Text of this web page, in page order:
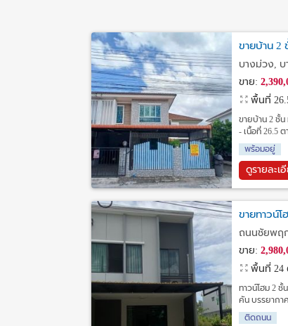
ขายบ้าน 2
บางม่วง,
ขาย:
พื้นที่
ขายบ้าน 2 ชั้
- เนื้อที่ 26.5
พร้อมอยู่
ดูรายละเ
ขายทาวน์
ถนนชัยพฤ
ขาย:
พื้นที่ 24
ทาวน์โฮม 2 ชั้
คัน บรรยากา
ติดถนน